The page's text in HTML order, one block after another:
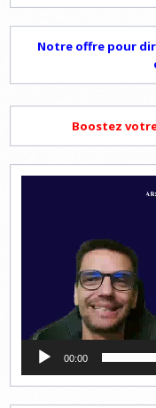
Notre offre pour
Boostez
00:00